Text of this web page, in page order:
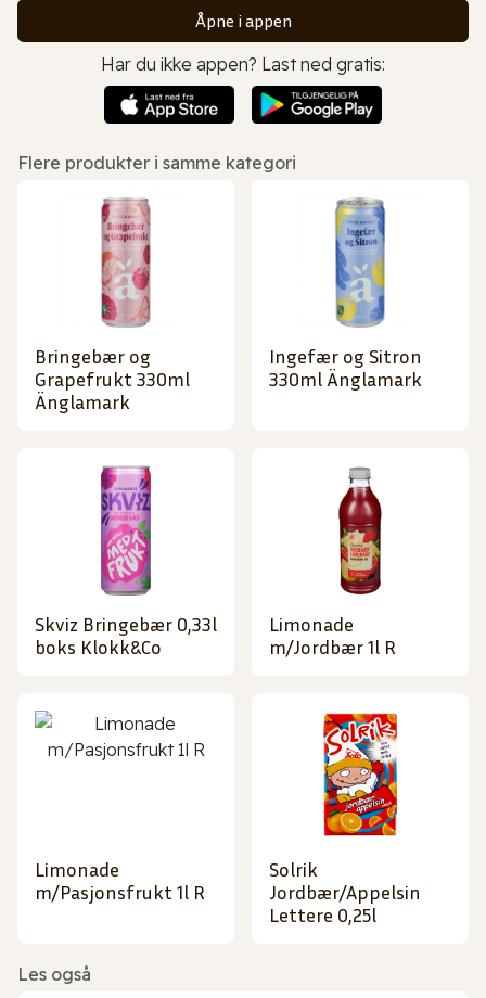
Åpne i appen
Har du ikke appen? Last ned gratis:
Flere produkter i samme kategori
Bringebær og
Grapefrukt 330ml
Änglamark
Ingefær og Sitron
330ml Änglamark
Skviz Bringebær 0,33l
boks Klokk&Co
Limonade
m/Jordbær 1l R
Limonade
m/Pasjonsfrukt 1l R
Solrik
Jordbær/Appelsin
Lettere 0,25l
Les også